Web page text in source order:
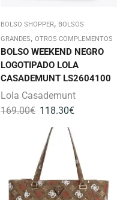
BOLSO SHOPPER, BOLSOS
GRANDES, OTROS COMPLEMENTOS
BOLSO WEEKEND NEGRO
LOGOTIPADO LOLA
CASADEMUNT LS2604100
Lola Casademunt
169.00€ 118.30€